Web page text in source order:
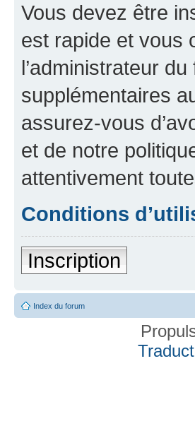
Vous devez être
est rapide et vous
l’administrateur
supplémentaires
assurez-vous
et de notre
attentivement
Conditions
Inscription
Index du forum